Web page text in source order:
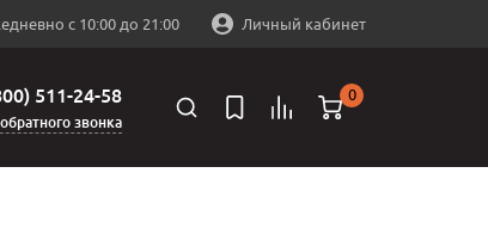
с 10:00 до 21:00 Личный кабинет
511-24-58
звонка
0